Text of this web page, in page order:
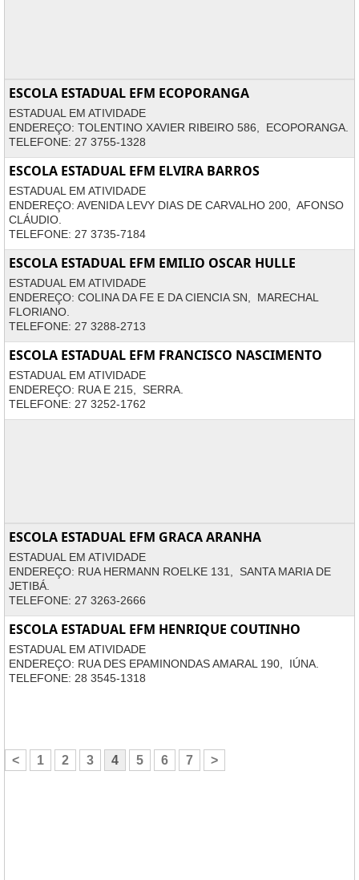
ESCOLA ESTADUAL EFM ECOPORANGA
ESTADUAL EM ATIVIDADE
ENDEREÇO: TOLENTINO XAVIER RIBEIRO 586, ECOPORANGA.
TELEFONE: 27 3755-1328
ESCOLA ESTADUAL EFM ELVIRA BARROS
ESTADUAL EM ATIVIDADE
ENDEREÇO: AVENIDA LEVY DIAS DE CARVALHO 200, AFONSO
CLÁUDIO.
TELEFONE: 27 3735-7184
ESCOLA ESTADUAL EFM EMILIO OSCAR HULLE
ESTADUAL EM ATIVIDADE
ENDEREÇO: COLINA DA FE E DA CIENCIA SN, MARECHAL
FLORIANO.
TELEFONE: 27 3288-2713
ESCOLA ESTADUAL EFM FRANCISCO NASCIMENTO
ESTADUAL EM ATIVIDADE
ENDEREÇO: RUA E 215, SERRA.
TELEFONE: 27 3252-1762
ESCOLA ESTADUAL EFM GRACA ARANHA
ESTADUAL EM ATIVIDADE
ENDEREÇO: RUA HERMANN ROELKE 131, SANTA MARIA DE
JETIBÁ.
TELEFONE: 27 3263-2666
ESCOLA ESTADUAL EFM HENRIQUE COUTINHO
ESTADUAL EM ATIVIDADE
ENDEREÇO: RUA DES EPAMINONDAS AMARAL 190, IÚNA.
TELEFONE: 28 3545-1318
< 1 2 3 4 5 6 7 >